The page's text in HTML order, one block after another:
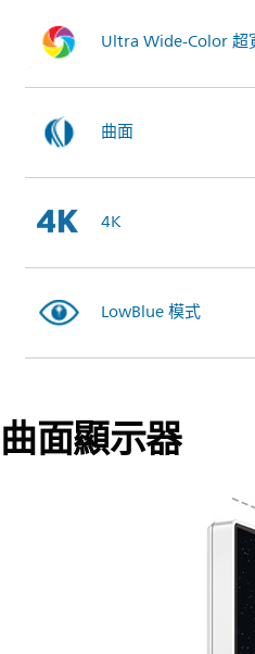
Ultra Wide-Color 超
曲面
4K
LowBlue 模式
曲面顯示器